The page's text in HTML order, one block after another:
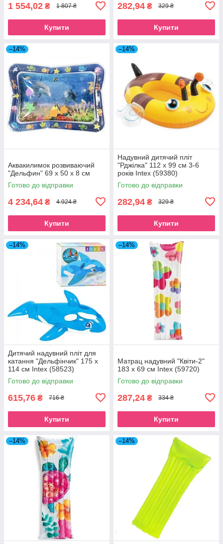
1 554,02 ₴ 1 807 ₴
Купити
282,94 ₴ 329 ₴
Купити
–14%
Аквакилимок розвиваючий
"Дельфин" 69 х 50 х 8 см
Готово до відправки
4 234,64 ₴ 4 924 ₴
Купити
–14%
Надувний дитячий пліт
"Рджілка" 112 х 99 см 3-6
років Intex (59380)
Готово до відправки
282,94 ₴ 329 ₴
Купити
–14%
Дитячий надувний пліт для
катання "Дельфінчик" 175 х
114 см Intex (58523)
Готово до відправки
615,76 ₴ 716 ₴
Купити
–14%
Матрац надувний "Квіти-2"
183 х 69 см Intex (59720)
Готово до відправки
287,24 ₴ 334 ₴
Купити
–14% –14%